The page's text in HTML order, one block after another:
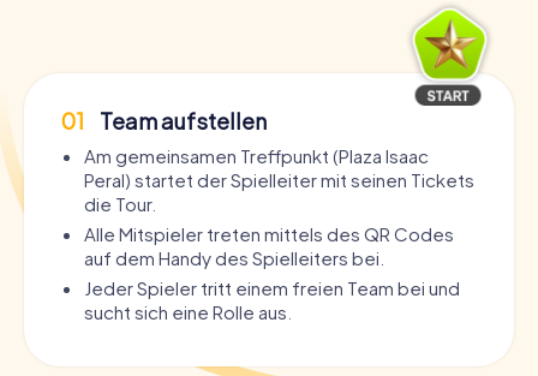
01 Team aufstellen
Am gemeinsamen Treffpunkt (Plaza Isaac
Peral) startet der Spielleiter mit seinen Tickets
die Tour.
Alle Mitspieler treten mittels des QR Codes
auf dem Handy des Spielleiters bei.
Jeder Spieler tritt einem freien Team bei und
sucht sich eine Rolle aus.